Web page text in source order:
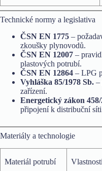
Technické normy a legislativa
ČSN EN 1775 –
zkoušky plynovodů.
ČSN EN 12007 –
plastových potrubí.
ČSN EN 12864 – LPG
Vyhláška 85/1978 Sb. –
zařízení.
Energetický zákon 458/
připojení k distribuční
Materiály a technologie
Materiál potrubí Vlastnosti